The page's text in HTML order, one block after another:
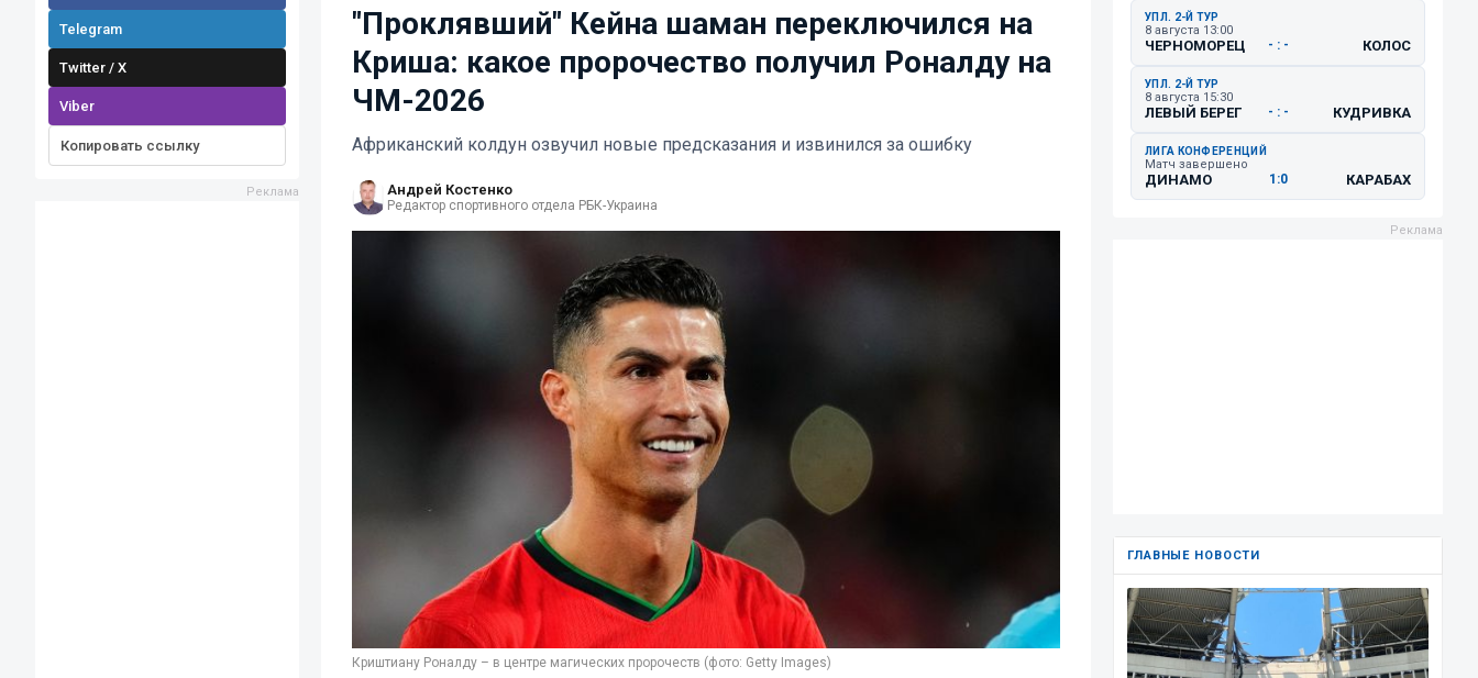
Telegram
Twitter / X
Viber
Копировать ссылку
"Проклявший" Кейна шаман переключился на
Криша: какое пророчество получил Роналду на
ЧМ-2026
Африканский колдун озвучил новые предсказания и извинился за ошибку
Андрей Костенко
Редактор спортивного отдела РБК-Украина
Криштиану Роналду – в центре магических пророчеств (фото: Getty Images)
УПЛ. 2-Й ТУР
8 августа 13:00
ЧЕРНОМОРЕЦ - : - КОЛОС
УПЛ. 2-Й ТУР
8 августа 15:30
ЛЕВЫЙ БЕРЕГ - : - КУДРИВКА
ЛИГА КОНФЕРЕНЦИЙ
Матч завершено
ДИНАМО 1:0 КАРАБАХ
ГЛАВНЫЕ НОВОСТИ